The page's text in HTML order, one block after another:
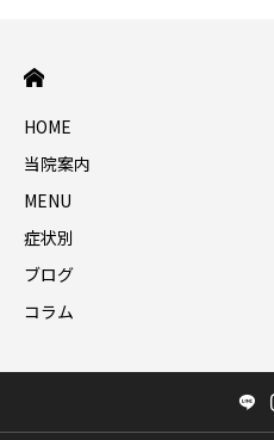
HOME
当院案内
MENU
症状別
ブログ
コラム